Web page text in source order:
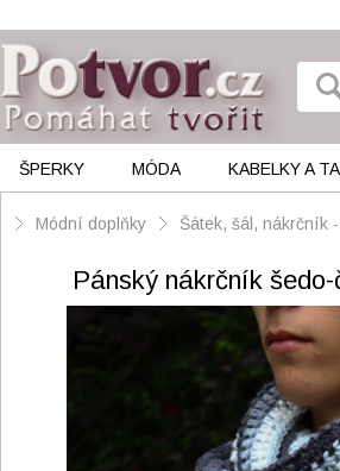
ŠPERKY MÓDA KABELKY A
Módní doplňky Šátek, šál, nákrčník
Pánský nákrčník